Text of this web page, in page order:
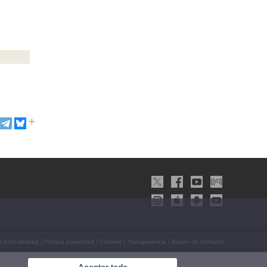
Accesibilidad Política privacidad Cookies Transparencia Buzón de contacto